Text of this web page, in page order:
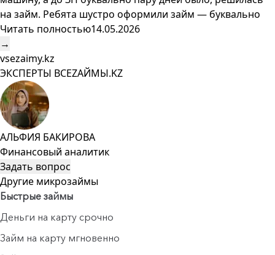
на займ. Ребята шустро оформили займ — буквально
Читать полностью14.05.2026
→
vsezaimy.kz
ЭКСПЕРТЫ ВСЕZAЙМЫ.KZ
АЛЬФИЯ БАКИРОВА
Финансовый аналитик
Задать вопрос
Другие микрозаймы
Быстрые займы
Деньги на карту срочно
Займ на карту мгновенно